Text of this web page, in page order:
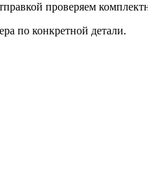
проверяем
по конкретной детали.